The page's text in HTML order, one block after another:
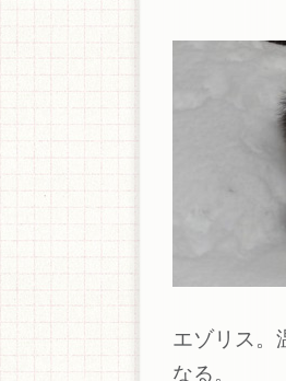
エゾリス。
なる。